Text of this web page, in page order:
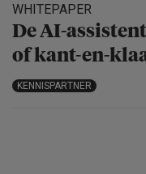
WHITEPAPER
De AI-
of kant-en-
KENNISPARTNER